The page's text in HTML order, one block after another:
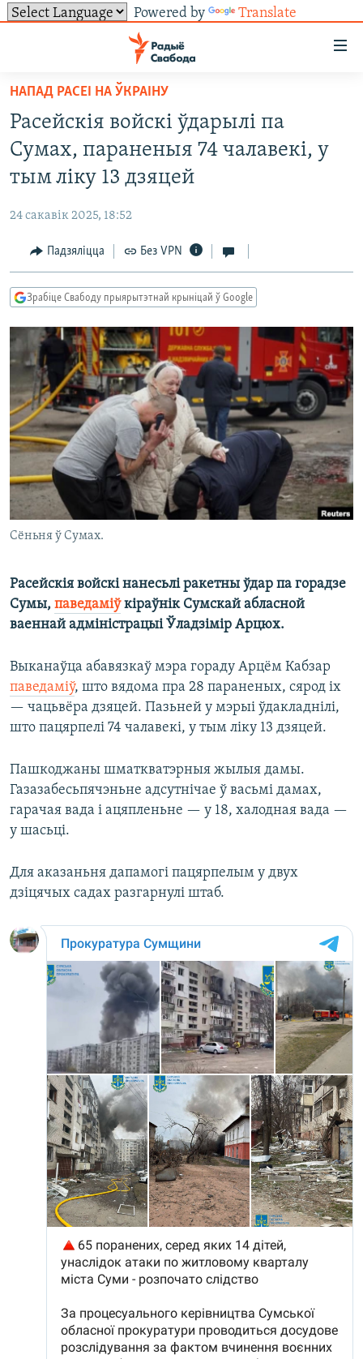
Powered by Translate
ўнівэрсальнага
доступу
Перайсьці
да
галоўнага
зьместу
да
навігацыі
Перайсьці
да
ВІДЭА І ФОТА
ЭКАНОМІКА
ПАЛІТВЯЗЬНІ
КУЛЬТУРА
КАЛЯНДАР
ГІСТОРЫЯ НА СВАБОДЗЕ
ПАДКАСТЫ
PREMIUM
МОВА
НА ХВАЛЯХ СВАБОДЫ
СУВЯЗЬ
ПАДЗЯЛІЦЦА ІНФАРМАЦЫЯЙ
ПАДКАСТЫ
Усе сайты РС/РСЭ
НАПАД РАСЕІ НА ЎКРАІНУ
Расейскія войскі ўдарылі па
Сумах, параненыя 74 чалавекі, у
тым ліку 13 дзяцей
24 сакавік 2025, 18:52
Падзяліцца Без VPN
Зрабіце Свабоду прыярытэтнай крыніцай ў Google
Сёньня ў Сумах.
Расейскія войскі нанесьлі ракетны ўдар па горадзе
Сумы, паведаміўкіраўнік Сумскай абласной
ваеннай адміністрацыі Ўладзімір Арцюх.
Выканаўца абавязкаў мэра гораду Арцём Кабзар
паведаміў, што вядома пра 28 параненых, сярод іх
— чацьвёра дзяцей. Пазьней у мэрыі ўдакладнілі,
што пацярпелі 74 чалавекі, у тым ліку 13 дзяцей.
Пашкоджаны шматкватэрныя жылыя дамы.
Газазабесьпячэньне адсутнічае ў васьмі дамах,
гарачая вада і ацяпленьне — у 18, халодная вада —
у шасьці.
Для аказаньня дапамогі пацярпелым у двух
дзіцячых садах разгарнулі штаб.